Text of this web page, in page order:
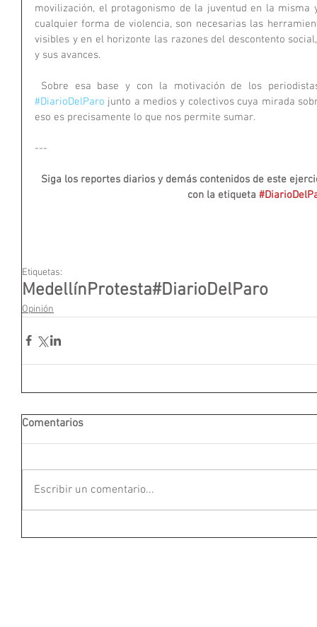
movilización, el protagonismo de la juventud en la misma
cualquier forma de violencia, son necesarias las
visibles y en el horizonte las razones del descontento
y sus avances.
#DiarioDelParo junto a medios y colectivos cuya mirada
eso es precisamente lo que nos permite sumar.
---
Siga los reportes diarios y demás contenidos de este
con la etiqueta
Etiquetas:
MedellínProtesta#DiarioDelParo
Opinión
Comentarios
Escribir un comentario...